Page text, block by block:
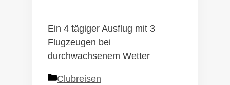
Ein 4 tägiger Ausflug mit 3
Flugzeugen bei
durchwachsenem Wetter
Kategorien
Clubreisen